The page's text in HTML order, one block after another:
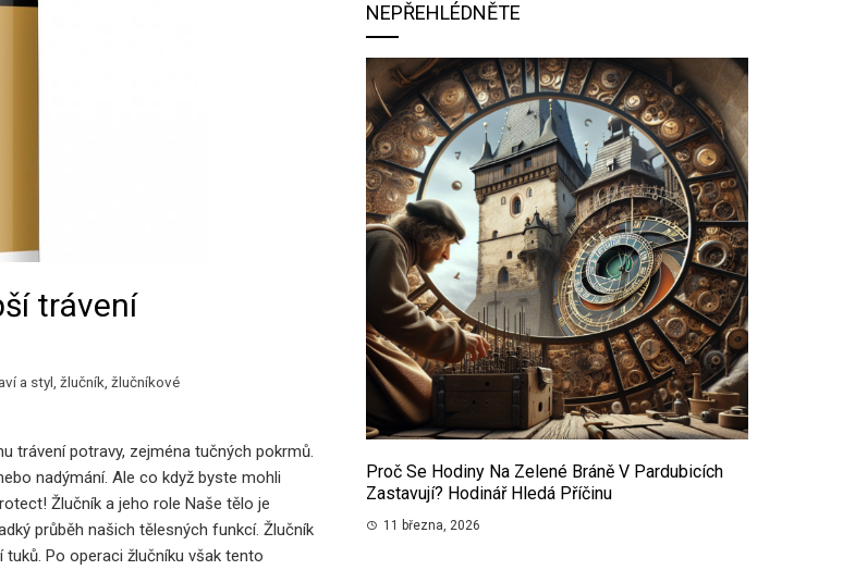
trávení
a styl žlučník žlučníkové
trávení potravy, zejména tučných pokrmů.
nadýmání. Ale co když byste mohli
Žlučník a jeho role Naše tělo je
průběh našich tělesných funkcí. Žlučník
Po operaci žlučníku však tento
NEPŘEHLÉDNĚTE
Pohled Na Voliče: Když Volební Sliby
března, 2026
Proč Se Hodiny Na Zelené Bráně V Pardubicích
Zastavují? Hodinář Hledá Příčinu
11 března, 2026